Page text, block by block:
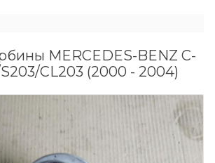
MERCEDES-BENZ C-
CL203 (2000 - 2004)